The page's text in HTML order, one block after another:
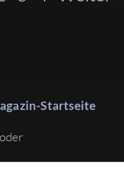
Startseite
oder